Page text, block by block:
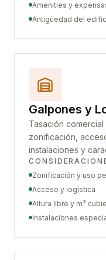
Amenities y
Antigüedad del
Galpones y
Tasación
zonificación,
instalaciones y
Zonificación y uso
Acceso y logística
Altura libre y m²
Instalaciones